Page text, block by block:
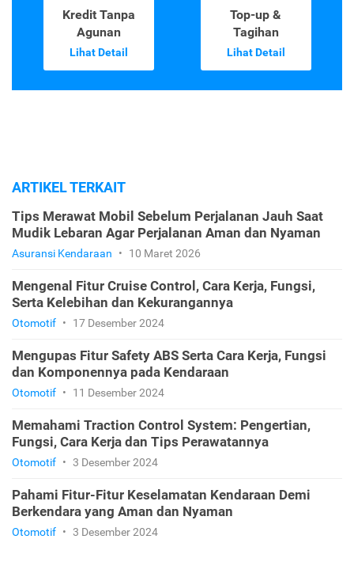
Kredit Tanpa
Agunan
Lihat Detail
Top-up &
Tagihan
Lihat Detail
ARTIKEL TERKAIT
Tips Merawat Mobil Sebelum Perjalanan Jauh Saat
Mudik Lebaran Agar Perjalanan Aman dan Nyaman
Asuransi Kendaraan • 10 Maret 2026
Mengenal Fitur Cruise Control, Cara Kerja, Fungsi,
Serta Kelebihan dan Kekurangannya
Otomotif • 17 Desember 2024
Mengupas Fitur Safety ABS Serta Cara Kerja, Fungsi
dan Komponennya pada Kendaraan
Otomotif • 11 Desember 2024
Memahami Traction Control System: Pengertian,
Fungsi, Cara Kerja dan Tips Perawatannya
Otomotif • 3 Desember 2024
Pahami Fitur-Fitur Keselamatan Kendaraan Demi
Berkendara yang Aman dan Nyaman
Otomotif • 3 Desember 2024